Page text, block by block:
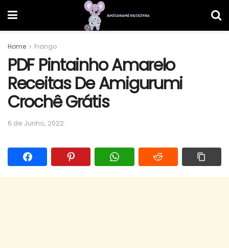
Home Frango
PDF Pintainho Amarelo
Receitas De Amigurumi
Crochê Grátis
6 de Junho, 2022